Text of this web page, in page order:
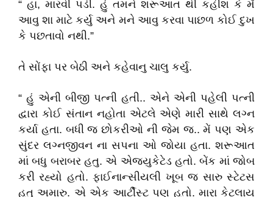
“ હા, મારવી પડી. હું તમને શરૂઆત થી કહીશ કે મેં
આવુ શા માટે કર્યુ અને મને આવુ કરવા પાછળ કોઈ દુખ
કે પછતાવો નથી.”
તે સોંફા પર બેઠી અને કહેવાનુ ચાલુ કર્યુ.
“ હું એની બીજી પત્ની હતી.. એને એની પહેલી પત્ની
દ્વારા કોઈ સંતાન નહોતા એટલે એણે મારી સાથે લગ્ન
કર્યા હતા. બધી જ છોકરીઓ ની જેમ જ.. મેં પણ એક
સુંદર લગ્નજીવન ના સપના ઓ જોયા હતા. શરૂઆત
માં બધુ બરાબર હતુ. એ એજ્યુકેટેડ હતો. બેંક માં જોબ
કરી રહ્યો હતો. ફાઈનાન્સીયલી ખૂબ જ સારુ સ્ટેટસ
હતુ અમારુ. એ એક આર્ટીસ્ટ પણ હતો. મારા કેટલાય